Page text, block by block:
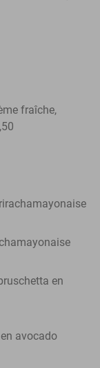
fraîche,
en
avocado